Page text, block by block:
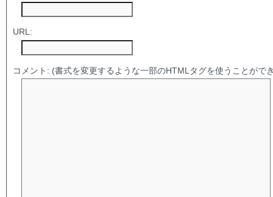
URL:
コメント: (書式を変更するような一部のHTMLタグを使うことがで